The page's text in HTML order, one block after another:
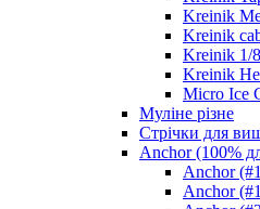
Kreinik
Kreinik
Kreinik 1/
Kreinik
Micro Ice
Муліне різне
Стрічки для
Anchor (100%
Anchor
Anchor